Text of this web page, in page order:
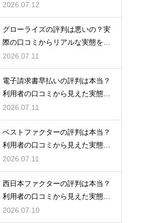
2026.07.12
グローライズの評判は悪いの？実
際の口コミからリアルな実態を検
証！
2026.07.11
電子請求書早払いの評判は本当？
利用者の口コミから見えた実態を
検証
2026.07.11
ベストファクターの評判は本当？
利用者の口コミから見えた実態を
検証
2026.07.11
西日本ファクターの評判は本当？
利用者の口コミから見えた実態を
検証
2026.07.10